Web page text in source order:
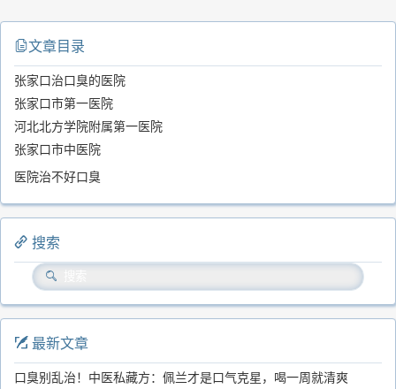
文章目录
张家口治口臭的医院
张家口市第一医院
河北北方学院附属第一医院
张家口市中医院
医院治不好口臭
搜索
最新文章
口臭别乱治！中医私藏方：佩兰才是口气克星，喝一周就清爽